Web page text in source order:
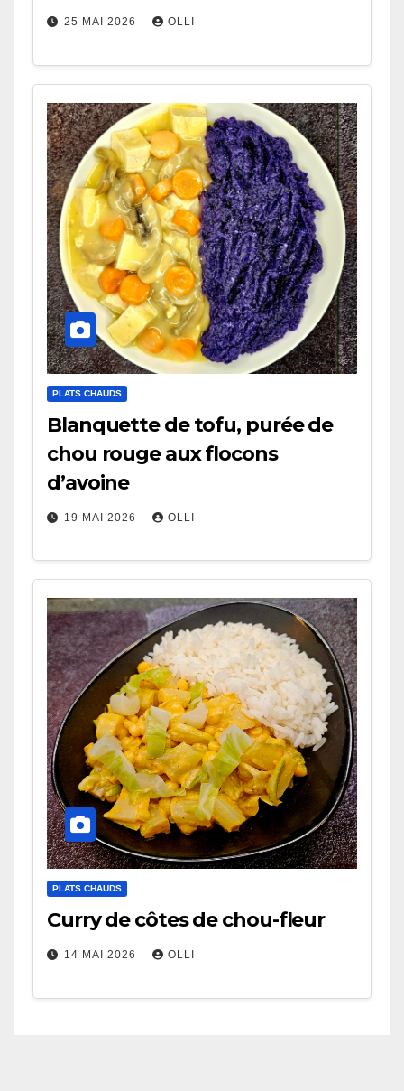
25 MAI 2026 OLLI
PLATS CHAUDS
Blanquette de tofu, purée de
chou rouge aux flocons
d’avoine
19 MAI 2026 OLLI
PLATS CHAUDS
Curry de côtes de chou-fleur
14 MAI 2026 OLLI